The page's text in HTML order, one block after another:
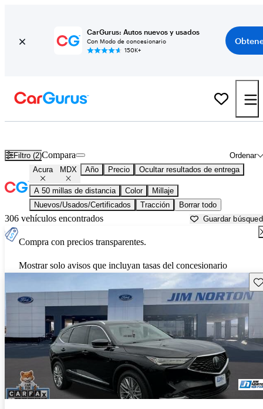
CarGurus: Autos nuevos y usados
Con Modo de concesionario
150K+
Filtro (2) Ordenar
Compara
Acura MDX Año Precio Ocultar resultados de entrega
A 50 millas de distancia Color
Millaje
Nuevos/Usados/Certificados
Tracción Borrar todo
306 vehículos encontrados Guardar
Compra con precios transparentes.
Mostrar solo avisos que incluyan tasas del concesionario